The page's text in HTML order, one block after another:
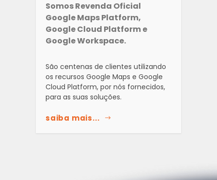
Somos Revenda Oficial
Google Maps Platform,
Google Cloud Platform e
Google Workspace.
São centenas de clientes utilizando
os recursos Google Maps e Google
Cloud Platform, por nós fornecidos,
para as suas soluções.
saiba mais...